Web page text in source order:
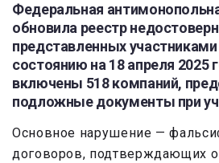
Федеральная
обновила реестр
представленных
состоянию на 18 апреля 2025
включены 518 компаний,
подложные документы при
Основное нарушение —
договоров, подтверждающих